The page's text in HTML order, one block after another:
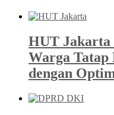
HUT Jakarta
Warga
dengan